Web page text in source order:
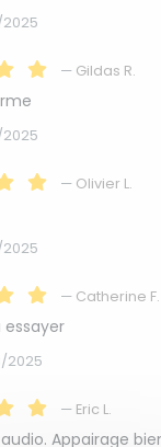
— Gildas R.
— Olivier L.
— Catherine F.
essayer
2025
— Eric L.
Appairage